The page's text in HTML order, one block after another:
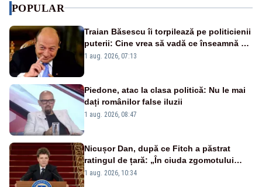
POPULAR
Traian Băsescu îi torpilează pe politicienii
puterii: Cine vrea să vadă ce înseamnă să
fii prost, se uită la România
1 aug. 2026, 07:13
Piedone, atac la clasa politică: Nu le mai
dați românilor false iluzii
1 aug. 2026, 08:47
Nicușor Dan, după ce Fitch a păstrat
ratingul de țară: „În ciuda zgomotului
politic, România funcționează”
1 aug. 2026, 10:34